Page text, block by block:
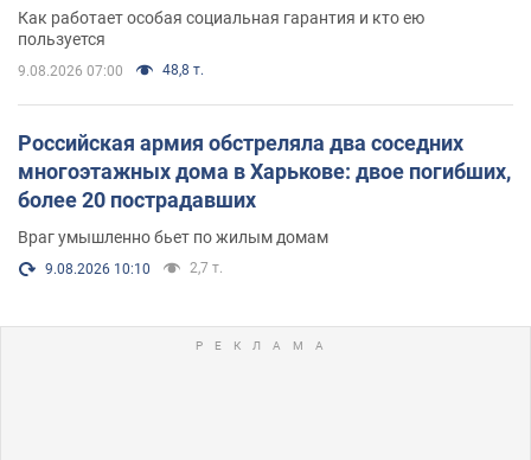
поселился
Как работает особая социальная гарантия и кто ею
пользуется
9.08.2026 07:00 48,8 т.
Российская армия обстреляла два соседних
многоэтажных дома в Харькове: двое погибших,
более 20 пострадавших
Враг умышленно бьет по жилым домам
9.08.2026 10:10 2,7 т.